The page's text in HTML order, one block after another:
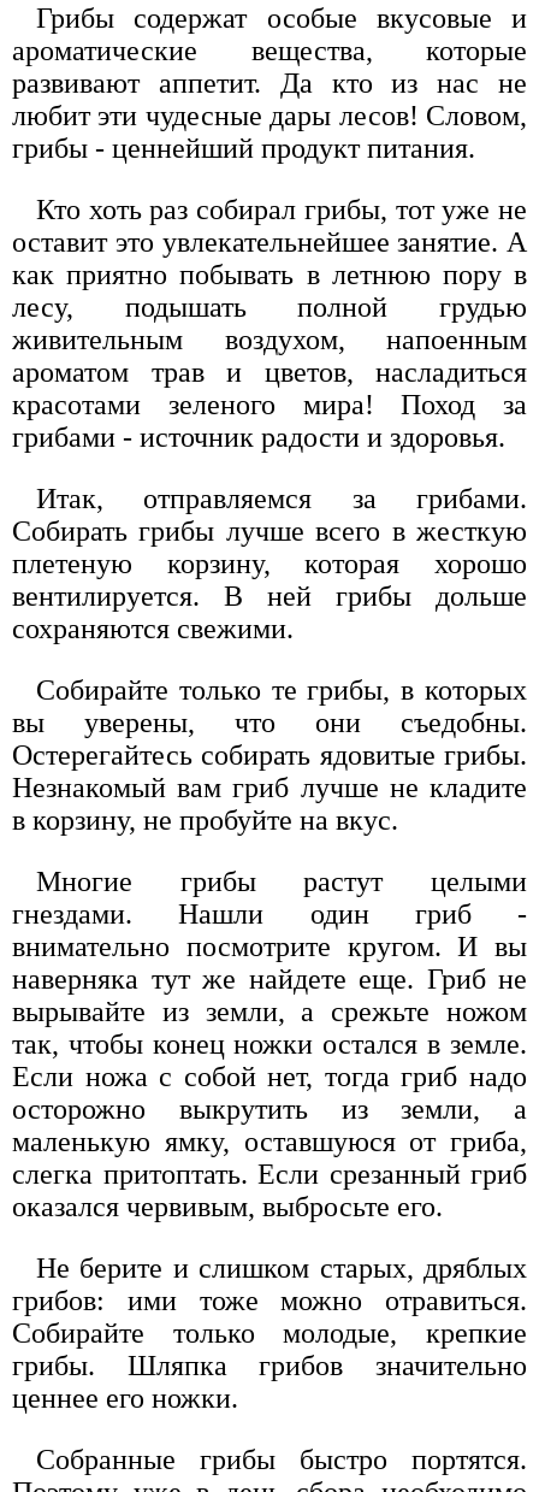
Грибы содержат особые вкусовые и
ароматические вещества, которые
развивают аппетит. Да кто из нас не
любит эти чудесные дары лесов! Словом,
грибы - ценнейший продукт питания.
Кто хоть раз собирал грибы, тот уже не
оставит это увлекательнейшее занятие. А
как приятно побывать в летнюю пору в
лесу, подышать полной грудью
живительным воздухом, напоенным
ароматом трав и цветов, насладиться
красотами зеленого мира! Поход за
грибами - источник радости и здоровья.
Итак, отправляемся за грибами.
Собирать грибы лучше всего в жесткую
плетеную корзину, которая хорошо
вентилируется. В ней грибы дольше
сохраняются свежими.
Собирайте только те грибы, в которых
вы уверены, что они съедобны.
Остерегайтесь собирать ядовитые грибы.
Незнакомый вам гриб лучше не кладите
в корзину, не пробуйте на вкус.
Многие грибы растут целыми
гнездами. Нашли один гриб -
внимательно посмотрите кругом. И вы
наверняка тут же найдете еще. Гриб не
вырывайте из земли, а срежьте ножом
так, чтобы конец ножки остался в земле.
Если ножа с собой нет, тогда гриб надо
осторожно выкрутить из земли, а
маленькую ямку, оставшуюся от гриба,
слегка притоптать. Если срезанный гриб
оказался червивым, выбросьте его.
Не берите и слишком старых, дряблых
грибов: ими тоже можно отравиться.
Собирайте только молодые, крепкие
грибы. Шляпка грибов значительно
ценнее его ножки.
Собранные грибы быстро портятся.